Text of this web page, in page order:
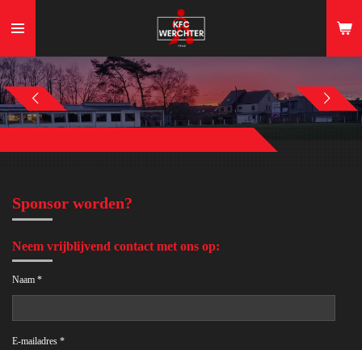
direct
de
hoofdinhoud
Sponsor worden?
Neem vrijblijvend contact met ons op:
Naam *
E-mailadres *